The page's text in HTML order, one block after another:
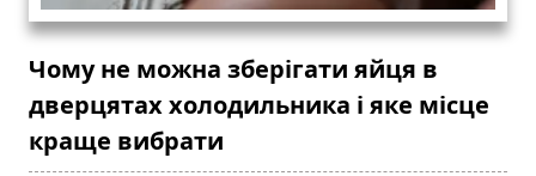
Чому не можна зберігати яйця в
дверцятах холодильника і яке місце
краще вибрати